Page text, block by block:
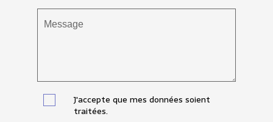
J'accepte que mes données soient
traitées.